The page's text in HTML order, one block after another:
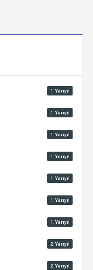
1.Yarıyıl
1.Yarıyıl
1.Yarıyıl
1.Yarıyıl
1.Yarıyıl
1.Yarıyıl
1.Yarıyıl
2.Yarıyıl
2.Yarıyıl